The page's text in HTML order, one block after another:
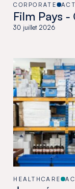
CORPORATE
Film Pays
30 juillet 2026
HEALTHCARE